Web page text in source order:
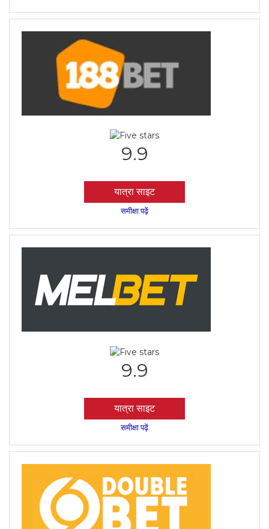
9.9
यात्रा साइट
समीक्षा पढ़ें
9.9
यात्रा साइट
समीक्षा पढ़ें